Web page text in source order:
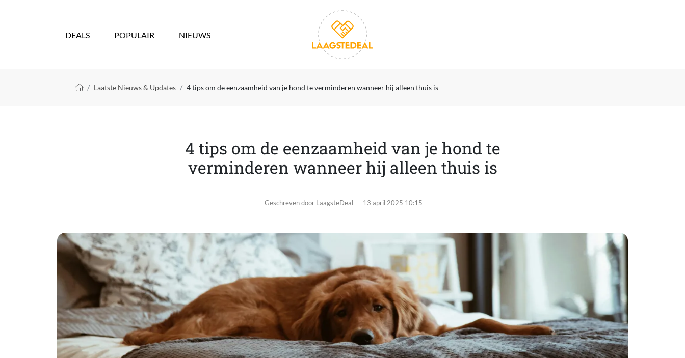
DEALS POPULAIR NIEUWS
Kruimelpad
Laatste Nieuws & Updates 4 tips om de eenzaamheid van je hond te verminderen wanneer hij alleen thuis is
4 tips om de eenzaamheid van je hond te
verminderen wanneer hij alleen thuis is
Geschreven door LaagsteDeal 13 april 2025 10:15